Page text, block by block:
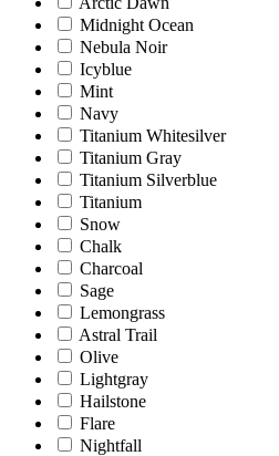
Midnight Ocean
Nebula Noir
Icyblue
Mint
Navy
Titanium Whitesilver
Titanium Gray
Titanium Silverblue
Titanium
Snow
Chalk
Charcoal
Sage
Lemongrass
Astral Trail
Olive
Lightgray
Hailstone
Flare
Nightfall